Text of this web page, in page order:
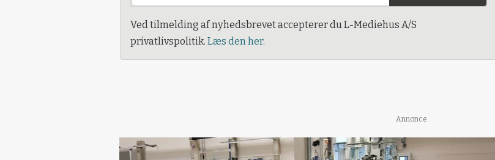
Ved tilmelding af nyhedsbrevet accepterer du L-Mediehus A/S
privatlivspolitik. Læs den her.
Annonce